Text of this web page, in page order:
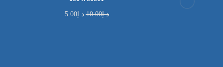
د.إ10.00 د.إ5.00